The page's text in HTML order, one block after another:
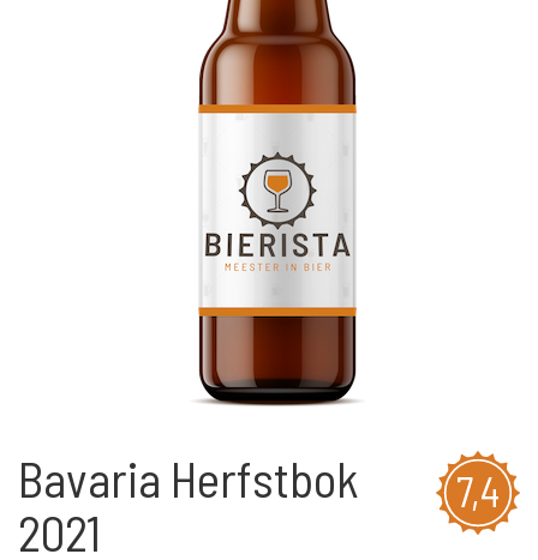
7,4
Bavaria Herfstbok
2021